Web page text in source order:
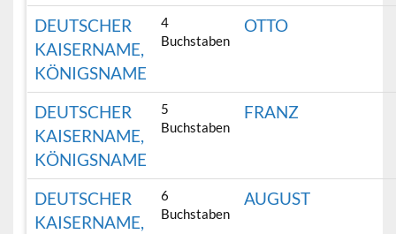
DEUTSCHER
KAISERNAME,
KÖNIGSNAME
4
Buchstaben
OTTO
DEUTSCHER
KAISERNAME,
KÖNIGSNAME
5
Buchstaben
FRANZ
DEUTSCHER
KAISERNAME,
6
Buchstaben
AUGUST